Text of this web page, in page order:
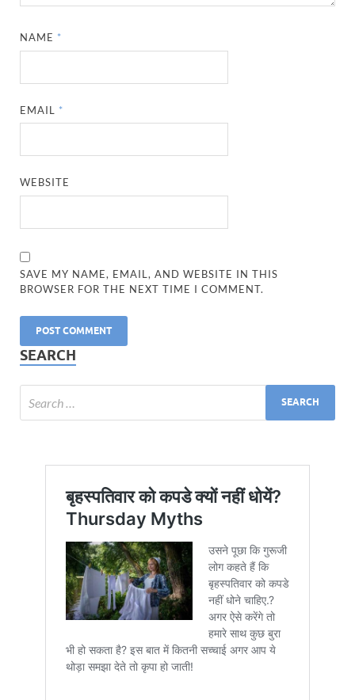
NAME *
EMAIL *
WEBSITE
SAVE MY NAME, EMAIL, AND WEBSITE IN THIS
BROWSER FOR THE NEXT TIME I COMMENT.
SEARCH